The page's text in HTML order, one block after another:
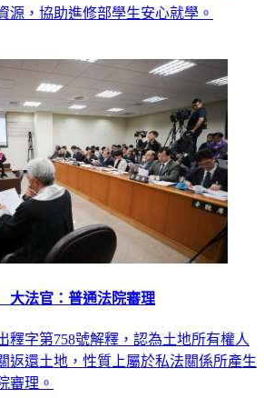
源，協助進修部學生安心就學。
法官：普通法院審理
釋字第758號解釋，認為土地所有權人
返還土地，性質上屬於私法關係所產生
審理。